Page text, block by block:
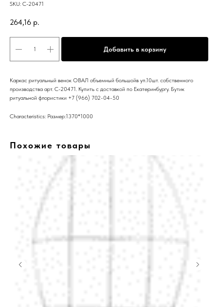
SKU: C-20471
264,16 р.
Добавить в корзину
Каркас ритуальный венок ОВАЛ объемный большойв уп.10шт. собственного
производства арт. C-20471. Купить с доставкой по Екатеринбургу. Бутик
ритуальной флористики +7 (966) 702-04-50
Characteristics: Размер:1370*1000
Похожие товары